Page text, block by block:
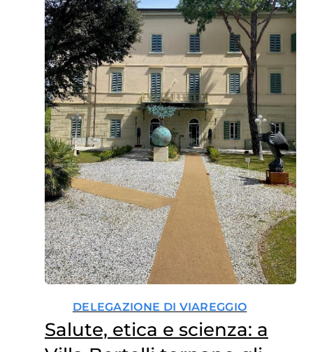
DELEGAZIONE DI VIAREGGIO
Salute, etica e scienza: a